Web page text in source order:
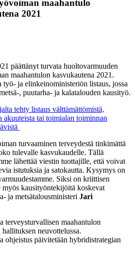
maahantulo
2021
päättänyt turvata huoltovarmuuden
maahantulon kasvukautena 2021.
ja elinkeinoministeriön listaus, jossa
, puutarha- ja kalatalouden kausityö.
tehty listaus välttämättömistä,
akuuteista tai toimialan toiminnan
turvaaminen terveydestä tinkimättä
tulevalle kasvukaudelle. Tällä
lähettää viestin tuottajille, että voivat
istutuksia ja satokautta. Kysymys on
Siksi on kriittisen
myös kausityöntekijöitä koskevat
ja metsätalousministeri Jari
terveysturvallisen maahantulon
hallituksen neuvottelussa.
ohjeistus päivitetään hybridistrategian